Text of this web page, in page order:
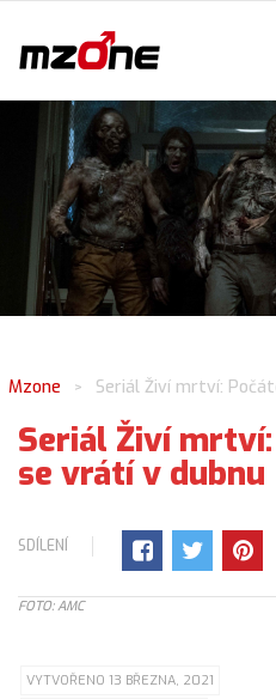
Mzone > Seriál Živí mrtví:
Seriál Živí
se vrátí v dubnu
SDÍLENÍ
FOTO: AMC
VYTVOŘENO 13 BŘEZNA, 2021